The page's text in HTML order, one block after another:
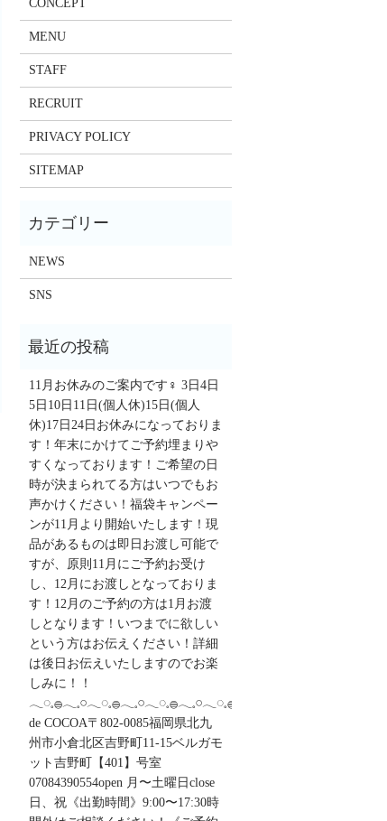
CONCEPT
MENU
STAFF
RECRUIT
PRIVACY POLICY
SITEMAP
NEWS
SNS
11月お休みのご案内です‍♀️ 3日4日
5日10日11日(個人休)15日(個人
休)17日24日お休みになっておりま
す！年末にかけてご予約埋まりや
すくなっております！ご希望の日
時が決まられてる方はいつでもお
声かけください！福袋キャンペー
ンが11月より開始いたします！現
品があるものは即日お渡し可能で
すが、原則11月にご予約お受け
し、12月にお渡しとなっておりま
す！12月のご予約の方は1月お渡
しとなります！いつまでに欲しい
という方はお伝えください！詳細
は後日お伝えいたしますのでお楽
しみに！！
𓂃◌𓈒𓐍𓂃𓈒𓏸𓂃◌𓈒𓐍𓂃𓈒𓏸𓂃◌𓈒𓐍𓂃𓈒𓏸𓂃◌𓈒𓐍salon
de COCOA〒802-0085福岡県北九
州市小倉北区吉野町11-15ベルガモ
ット吉野町【401】号室︎
07084390554open 月〜土曜日close
日、祝《出勤時間》9:00〜17:30時